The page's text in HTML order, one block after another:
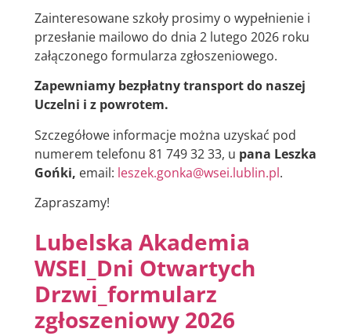
Zainteresowane szkoły prosimy o wypełnienie i
przesłanie mailowo do dnia 2 lutego 2026 roku
załączonego formularza zgłoszeniowego.
Zapewniamy bezpłatny transport do naszej
Uczelni i z powrotem.
Szczegółowe informacje można uzyskać pod
numerem telefonu 81 749 32 33, u pana Leszka
Gońki, email: leszek.gonka@wsei.lublin.pl.
Zapraszamy!
Lubelska Akademia
WSEI_Dni Otwartych
Drzwi_formularz
zgłoszeniowy 2026